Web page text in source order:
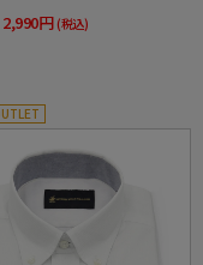
2,990円 (税込)